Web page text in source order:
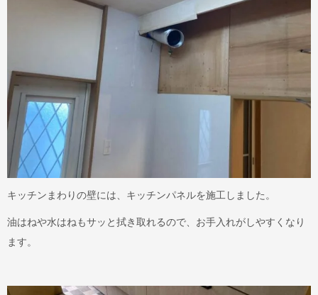
キッチンまわりの壁には、キッチンパネルを施工しました。
油はねや水はねもサッと拭き取れるので、お手入れがしやすくなり
ます。